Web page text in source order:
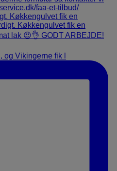
Køkkengulvet fik en
Vikingerne fik l